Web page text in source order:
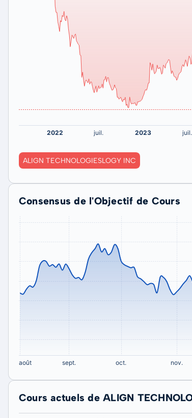
ALIGN TECHNOLOGIESLOGY INC
Consensus de l'Objectif de Cours
Cours actuels de ALIGN